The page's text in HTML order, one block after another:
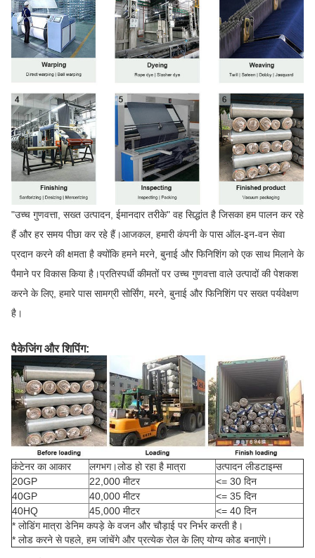
"उच्च गुणवत्ता, सख्त उत्पादन, ईमानदार तरीके" वह सिद्धांत है जिसका हम पालन कर रहे
हैं और हर समय पीछा कर रहे हैं।आजकल, हमारी कंपनी के पास ऑल-इन-वन सेवा
प्रदान करने की क्षमता है क्योंकि हमने मरने, बुनाई और फिनिशिंग को एक साथ मिलाने के
पैमाने पर विकास किया है।प्रतिस्पर्धी कीमतों पर उच्च गुणवत्ता वाले उत्पादों की पेशकश
करने के लिए, हमारे पास सामग्री सोर्सिंग, मरने, बुनाई और फिनिशिंग पर सख्त पर्यवेक्षण
है।
पैकेजिंग और शिपिंग:
कंटेनर का आकार लगभग।लोड हो रहा है मात्रा
उत्पादन लीडटाइम्स
20GP
22,000 मीटर
<= 30 दिन
40GP
40,000 मीटर
<= 35 दिन
40HQ
45,000 मीटर
<= 40 दिन
* लोडिंग मात्रा डेनिम कपड़े के वजन और चौड़ाई पर निर्भर करती है।
* लोड करने से पहले, हम जांचेंगे और प्रत्येक रोल के लिए योग्य कोड बनाएंगे।